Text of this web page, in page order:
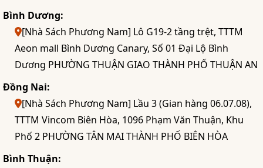
Bình Dương:
[Nhà Sách Phương Nam] Lô G19-2 tầng trệt, TTTM
Aeon mall Bình Dương Canary, Số 01 Đại Lộ Bình
Dương PHƯỜNG THUẬN GIAO THÀNH PHỐ THUẬN AN
Đồng Nai:
[Nhà Sách Phương Nam] Lầu 3 (Gian hàng 06.07.08),
TTTM Vincom Biên Hòa, 1096 Phạm Văn Thuận, Khu
Phố 2 PHƯỜNG TÂN MAI THÀNH PHỐ BIÊN HÒA
Bình Thuận: